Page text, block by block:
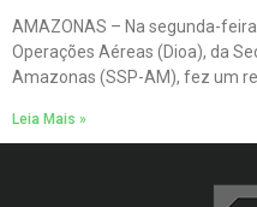
AMAZONAS – Na segunda-
Operações Aéreas (Dioa), da
Amazonas (SSP-AM), fez um
Leia Mais »